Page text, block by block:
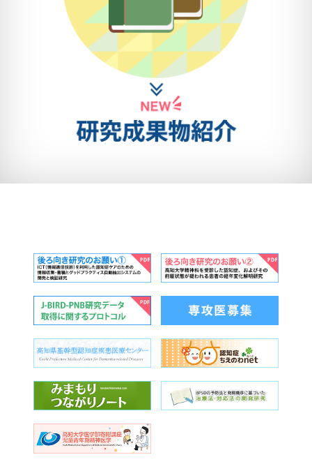
高知大学精神科入局説明会2025
2025年7月30日（水）に入局説明会を開催しま
精神科に少しでもご興味のある研修医、医学生の
みなさん、この機会にぜひお気軽にご参加くださ
別に説明もできますので、ご連絡ください。
連絡ください。
日 付：
時 間： 18：30〜20：00
ンパス
実習棟３階 第２講義室
詳細はこちら≫
高知医療再生機構講演会のお知らせ
ドケア」を開催予定でした。
しかしながら、台風の影響によりご来学が難しくなった
ため、急遽WEB形式での開催となりました。 オンライ
ンでの開催ではありましたが、活発な質疑応答が行わ
れ、大変有意義で貴重な時間となりました。
今回は直接お会いする機会は叶いませんでしたが、画面
越しでも大変充実したご講演をいただきました。
2026/4/20
數井裕光教授の「行動・心理症状を伴う認知症患
者に関するデータの提供とメタデータ（検索用デ
ータ）作成のための研究」が採択されました。
国立研究開発法人日本医療研究開発機構（AMED）の令
和8年度「健康・医療研究開発データ統合利活用プラッ